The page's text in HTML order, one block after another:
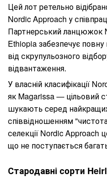
Цей лот ретельно
Nordic Approach у
Партнерський ланцюжок
Ethiopia забезпечує повну
від скрупульозного
відвантаження.
У власній класифікації
як Magarissa — цільовий
шукають серед
співвідношенням
селекції Nordic Approach
що не поступається
Стародавні сорти